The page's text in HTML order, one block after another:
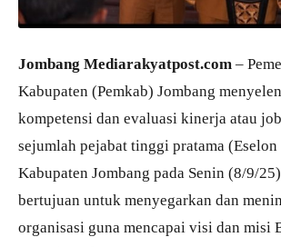
Jombang Mediarakyatpost.com –
Kabupaten (Pemkab) Jombang
kompetensi dan evaluasi kinerja atau
sejumlah pejabat tinggi pratama
Kabupaten Jombang pada Senin (8/9/
bertujuan untuk menyegarkan dan
organisasi guna mencapai visi dan misi